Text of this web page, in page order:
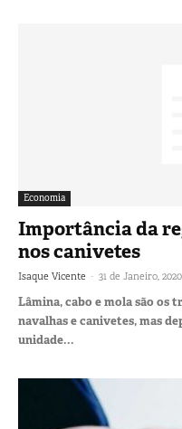
Economia
Importância da
nos canivetes
Isaque Vicente - 31 de Janeiro, 2020
Lâmina, cabo e mola são os
navalhas e canivetes, mas
unidade...